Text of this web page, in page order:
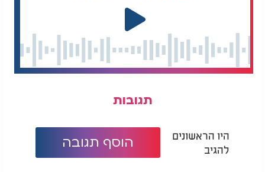
תגובות
היו הראשונים
להגיב
הוסף תגובה